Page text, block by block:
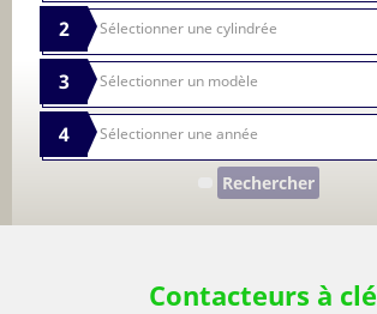
2
3
4
Rechercher
Contacteurs à